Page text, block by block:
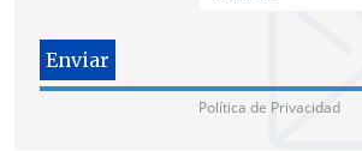
Política de Privacidad